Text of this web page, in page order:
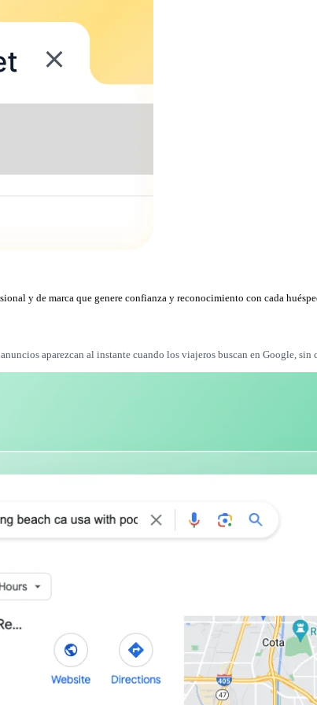
y de marca que genere confianza y reconocimiento con cada
aparezcan al instante cuando los viajeros buscan en Google, sin